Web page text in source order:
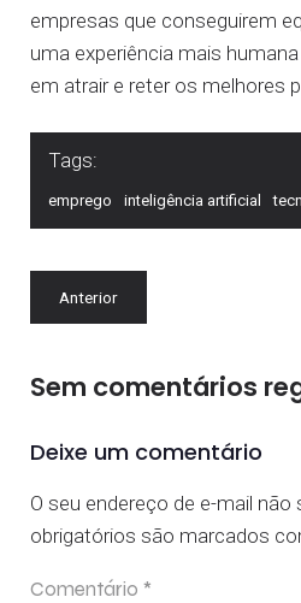
empresas que conseguirem
uma experiência mais
em atrair e reter os melhores
Tags:
emprego inteligência artificial
Anterior
Sem comentários
Deixe um comentário
O seu endereço de e-mail não
obrigatórios são marcados
Comentário *